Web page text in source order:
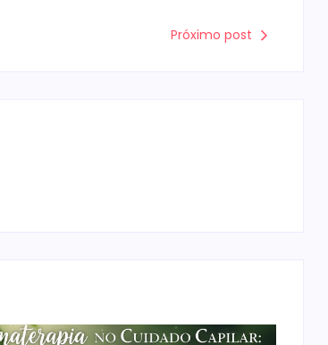
Próximo post